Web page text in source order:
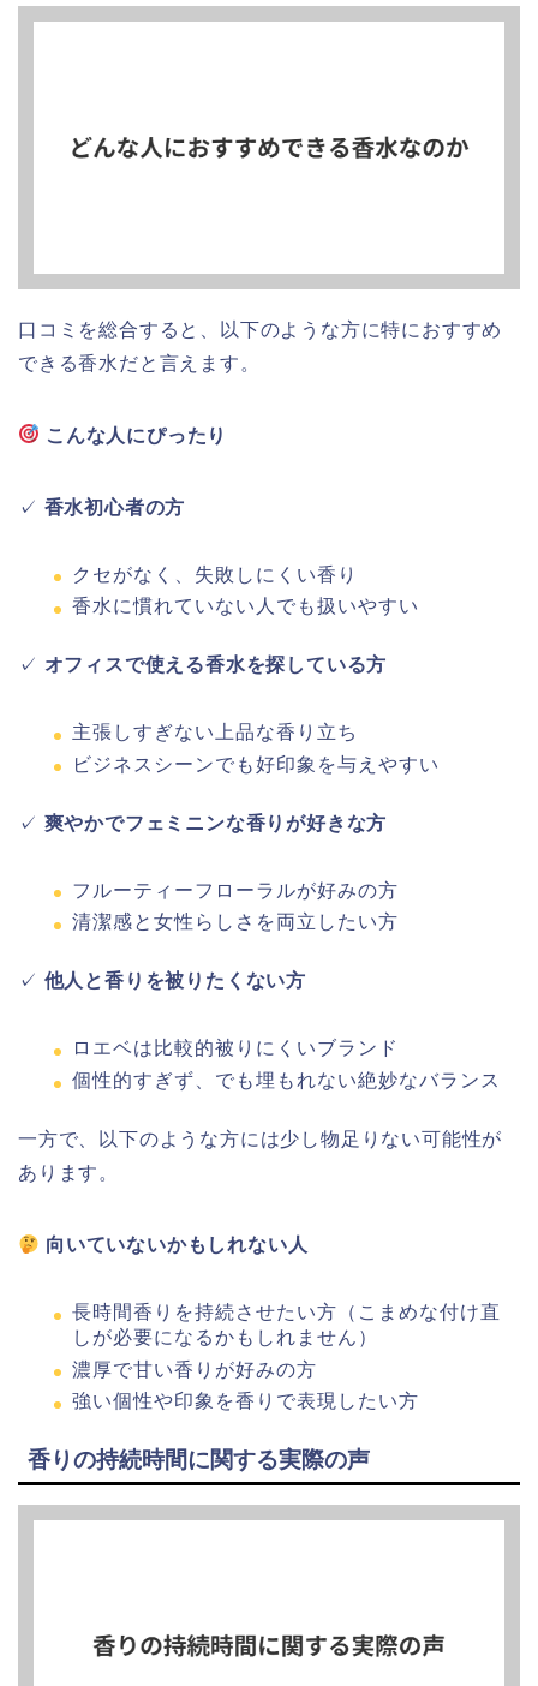
口コミを総合すると、以下のような方に特におすすめ
できる香水だと言えます。
こんな人にぴったり
✓ 香水初心者の方
クセがなく、失敗しにくい香り
香水に慣れていない人でも扱いやすい
✓ オフィスで使える香水を探している方
主張しすぎない上品な香り立ち
ビジネスシーンでも好印象を与えやすい
✓ 爽やかでフェミニンな香りが好きな方
フルーティーフローラルが好みの方
清潔感と女性らしさを両立したい方
✓ 他人と香りを被りたくない方
ロエベは比較的被りにくいブランド
個性的すぎず、でも埋もれない絶妙なバランス
一方で、以下のような方には少し物足りない可能性が
あります。
向いていないかもしれない人
長時間香りを持続させたい方（こまめな付け直
しが必要になるかもしれません）
濃厚で甘い香りが好みの方
強い個性や印象を香りで表現したい方
香りの持続時間に関する実際の声